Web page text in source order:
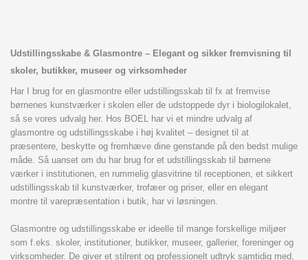
Udstillingsskabe & Glasmontre – Elegant og sikker fremvisning til
skoler, butikker, museer og virksomheder
Har I brug for en glasmontre eller udstillingsskab til fx at fremvise
børnenes kunstværker i skolen eller de udstoppede dyr i biologilokalet,
så se vores udvalg her. Hos BOEL har vi et mindre udvalg af
glasmontre og udstillingsskabe i høj kvalitet – designet til at
præsentere, beskytte og fremhæve dine genstande på den bedst mulige
måde. Så uanset om du har brug for et udstillingsskab til børnene
værker i institutionen, en rummelig glasvitrine til receptionen, et sikkert
udstillingsskab til kunstværker, trofæer og priser, eller en elegant
montre til varepræsentation i butik, har vi løsningen.
Glasmontre og udstillingsskabe er ideelle til mange forskellige miljøer
som f.eks. skoler, institutioner, butikker, museer, gallerier, foreninger og
virksomheder. De giver et stilrent og professionelt udtryk samtidig med,